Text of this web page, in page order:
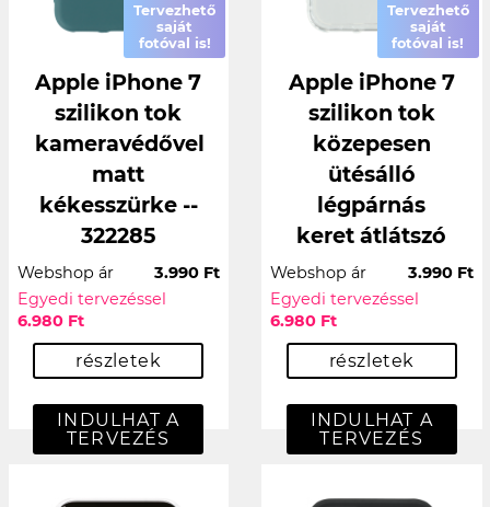
Tervezhető
saját
fotóval is!
Apple iPhone 7
szilikon tok
kameravédővel
matt
kékesszürke --
322285
Webshop ár
3.990 Ft
Egyedi tervezéssel
6.980 Ft
részletek
INDULHAT A
TERVEZÉS
Tervezhető
saját
fotóval is!
Apple iPhone 7
szilikon tok
közepesen
ütésálló
légpárnás
keret átlátszó
Webshop ár
3.990 Ft
Egyedi tervezéssel
6.980 Ft
részletek
INDULHAT A
TERVEZÉS